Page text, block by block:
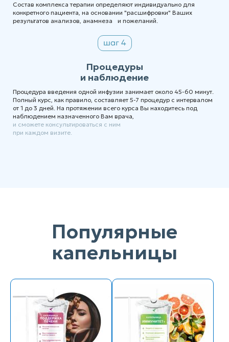
Состав комплекса терапии определяют индивидуально для
конкретного пациента, на основании "расшифровки" Ваших
результатов анализов, анамнеза и пожеланий.
Процедуры
и наблюдение
Процедура введения одной инфузии занимает около 45-60 минут.
Полный курс, как правило, составляет 5-7 процедур с интервалом
от 1 до 3 дней. На протяжении всего курса Вы находитесь под
наблюдением назначенного Вам врача,
и сможете консультироваться с ним
при каждом визите.
Популярные
капельницы